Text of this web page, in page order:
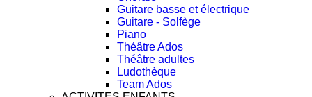
Guitare basse et électrique
Guitare - Solfège
Piano
Théâtre Ados
Théâtre adultes
Ludothèque
Team Ados